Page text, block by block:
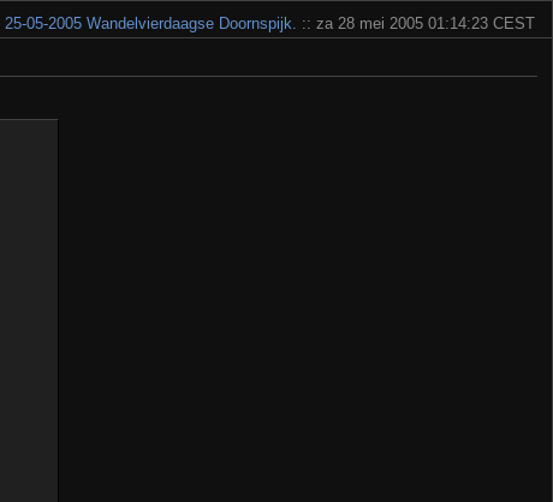
25-05-2005 Wandelvierdaagse Doornspijk. :: za 28 mei 2005 01:14:23 CEST